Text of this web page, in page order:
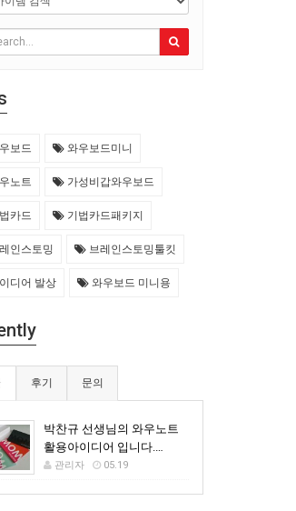
보드 와우보드미니
노트 가성비갑와우보드
카드 기법카드패키지
인스토밍 브레인스토밍툴킷
디어 발상 와우보드 미니용
후기 문의
박찬규 선생님의 와우노트
활용아이디어 입니다.…
관리자 05.19